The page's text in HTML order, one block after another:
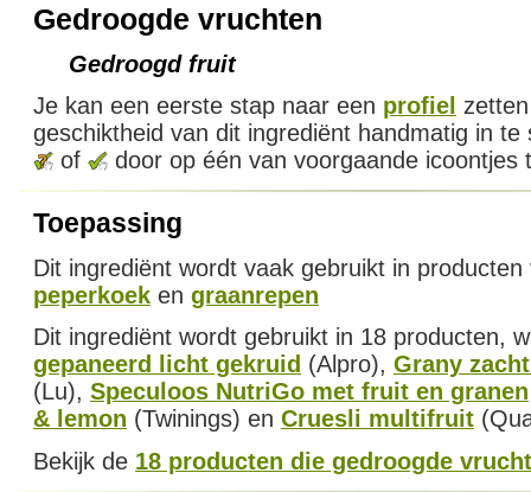
Gedroogde vruchten
Gedroogd fruit
Je kan een eerste stap naar een profiel
geschiktheid van dit ingrediënt handmatig in
of
door op één van voorgaande icoontjes
Toepassing
Dit ingrediënt wordt vaak gebruikt in
peperkoek en graanrepen
Dit ingrediënt wordt gebruikt in 18 producten,
gepaneerd licht gekruid (Alpro), Grany
(Lu), Speculoos NutriGo met fruit en granen
& lemon (Twinings) en Cruesli multifruit
Bekijk de 18 producten die gedroogde